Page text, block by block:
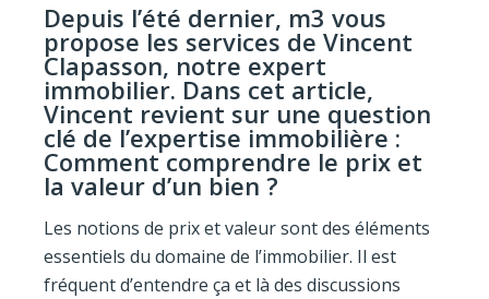
Depuis l’été dernier, m3 vous
propose les services de Vincent
Clapasson, notre expert
immobilier. Dans cet article,
Vincent revient sur une question
clé de l’expertise immobilière :
Comment comprendre le prix et
la valeur d’un bien ?
Les notions de prix et valeur sont des éléments
essentiels du domaine de l’immobilier. Il est
fréquent d’entendre ça et là des discussions